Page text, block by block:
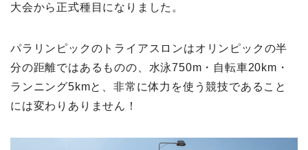
大会から正式種目になりました。
パラリンピックのトライアスロンはオリンピックの半
分の距離ではあるものの、水泳750m・自転車20km・
ランニング5kmと、非常に体力を使う競技であること
には変わりありません！